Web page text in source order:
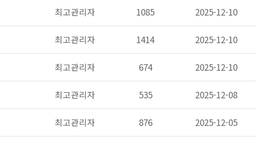
최고관리자 1085 2025-12-10
최고관리자 1414 2025-12-10
최고관리자 674 2025-12-10
최고관리자 535 2025-12-08
최고관리자 876 2025-12-05